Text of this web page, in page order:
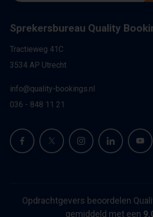
Sprekersbureau Quality
Tractieweg 41C
3534 AP Utrecht
info@quality-bookings.nl
036 - 848 11 21
Opdrachtgevers beoordelen
gemiddeld met een